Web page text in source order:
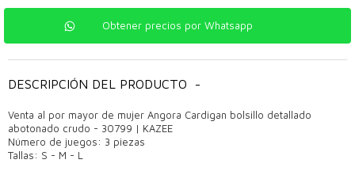
Obtener precios por Whatsapp
DESCRIPCIÓN DEL PRODUCTO -
Venta al por mayor de mujer Angora Cardigan bolsillo detallado
abotonado crudo - 30799 | KAZEE
Número de juegos: 3 piezas
Tallas: S - M - L